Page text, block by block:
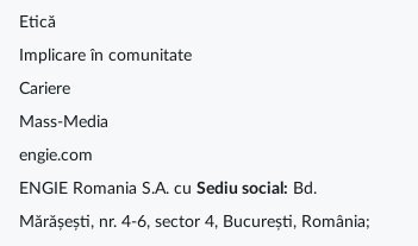
Etică
Implicare în comunitate
Cariere
Mass-Media
engie.com
ENGIE Romania S.A. cu Sediu social: Bd.
Mărășești, nr. 4-6, sector 4, București, România;